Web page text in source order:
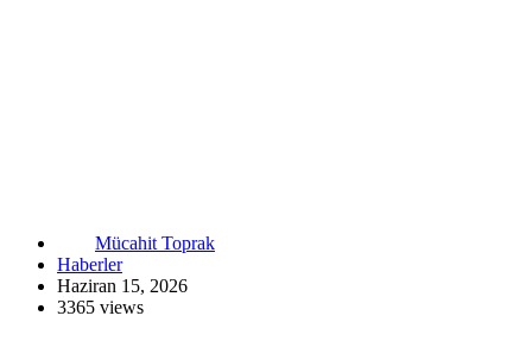
Mücahit Toprak
Haberler
Haziran 15, 2026
3365 views